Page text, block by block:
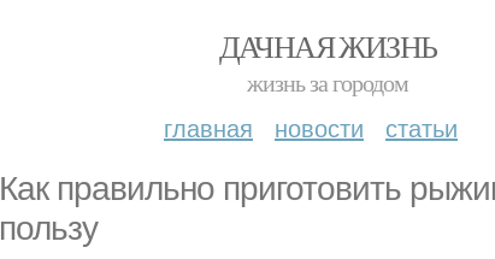
ДАЧНАЯ ЖИЗНЬ
жизнь за городом
главная новости статьи
Как правильно приготовить
пользу